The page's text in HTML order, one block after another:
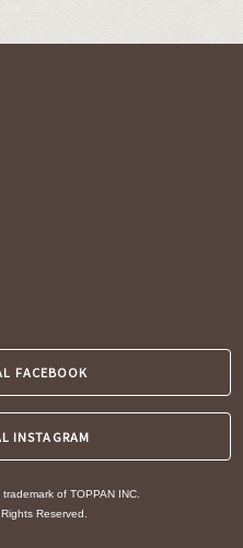
FACEBOOK
INSTAGRAM
trademark of TOPPAN INC.
Reserved.